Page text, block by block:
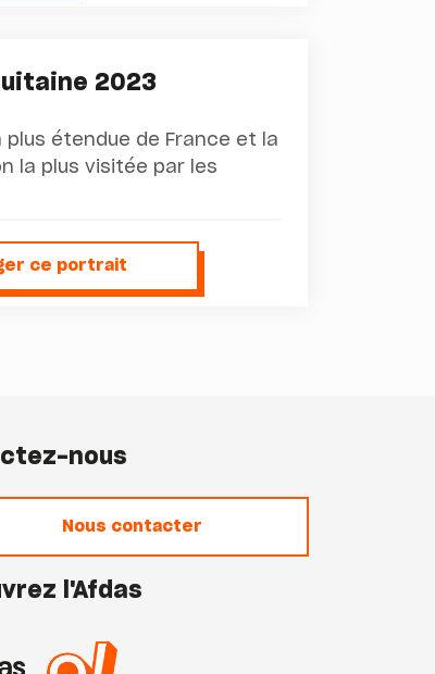
2023
plus étendue de France et la
la plus visitée par les
ce portrait
ce portrait
nous
Nous contacter
l'Afdas